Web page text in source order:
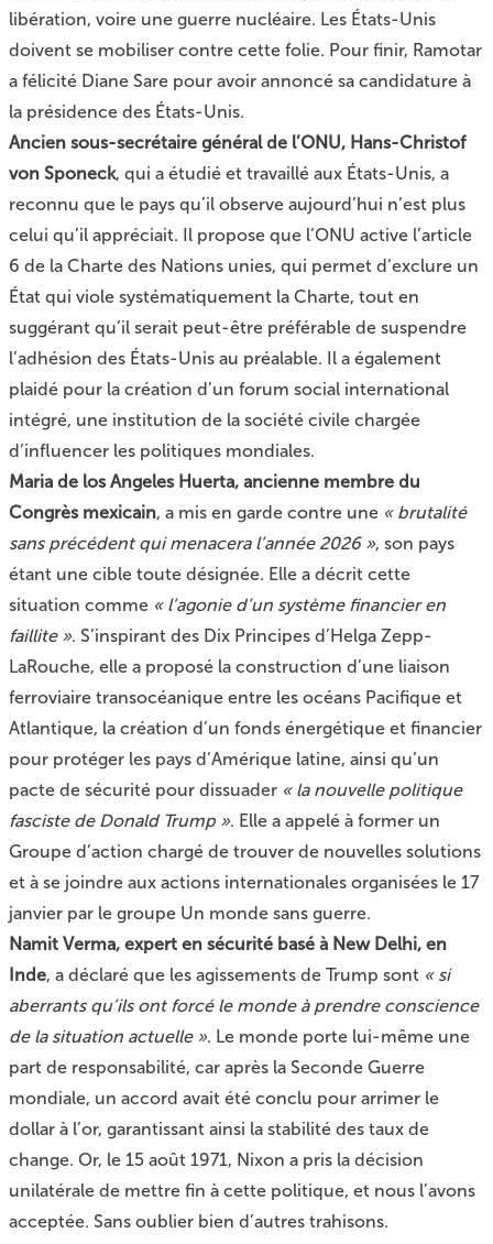
libération, voire une guerre nucléaire. Les États-Unis
doivent se mobiliser contre cette folie. Pour finir, Ramotar
a félicité Diane Sare pour avoir annoncé sa candidature à
la présidence des États-Unis.
Ancien sous-secrétaire général de l’ONU, Hans-Christof
von Sponeck, qui a étudié et travaillé aux États-Unis, a
reconnu que le pays qu’il observe aujourd’hui n’est plus
celui qu’il appréciait. Il propose que l’ONU active l’article
6 de la Charte des Nations unies, qui permet d’exclure un
État qui viole systématiquement la Charte, tout en
suggérant qu’il serait peut-être préférable de suspendre
l’adhésion des États-Unis au préalable. Il a également
plaidé pour la création d’un forum social international
intégré, une institution de la société civile chargée
d’influencer les politiques mondiales.
Maria de los Angeles Huerta, ancienne membre du
Congrès mexicain, a mis en garde contre une « brutalité
sans précédent qui menacera l’année 2026 », son pays
étant une cible toute désignée. Elle a décrit cette
situation comme « l’agonie d’un système financier en
faillite ». S’inspirant des Dix Principes d’Helga Zepp-
LaRouche, elle a proposé la construction d’une liaison
ferroviaire transocéanique entre les océans Pacifique et
Atlantique, la création d’un fonds énergétique et financier
pour protéger les pays d’Amérique latine, ainsi qu’un
pacte de sécurité pour dissuader « la nouvelle politique
fasciste de Donald Trump ». Elle a appelé à former un
Groupe d’action chargé de trouver de nouvelles solutions
et à se joindre aux actions internationales organisées le 17
janvier par le groupe Un monde sans guerre.
Namit Verma, expert en sécurité basé à New Delhi, en
Inde, a déclaré que les agissements de Trump sont « si
aberrants qu’ils ont forcé le monde à prendre conscience
de la situation actuelle ». Le monde porte lui-même une
part de responsabilité, car après la Seconde Guerre
mondiale, un accord avait été conclu pour arrimer le
dollar à l’or, garantissant ainsi la stabilité des taux de
change. Or, le 15 août 1971, Nixon a pris la décision
unilatérale de mettre fin à cette politique, et nous l’avons
acceptée. Sans oublier bien d’autres trahisons.